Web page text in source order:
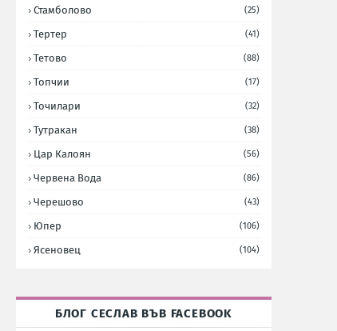
Стамболово (25)
Тертер (41)
Тетово (88)
Топчии (17)
Точилари (32)
Тутракан (38)
Цар Калоян (56)
Червена Вода (86)
Черешово (43)
Юпер (106)
Ясеновец (104)
БЛОГ СЕСЛАВ ВЪВ FACEBOOK